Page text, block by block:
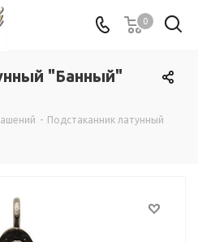
0
"Банный"
- Подстаканник латунный